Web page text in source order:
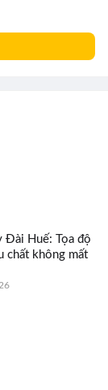
Đài Huế: Tọa độ
chất không mất